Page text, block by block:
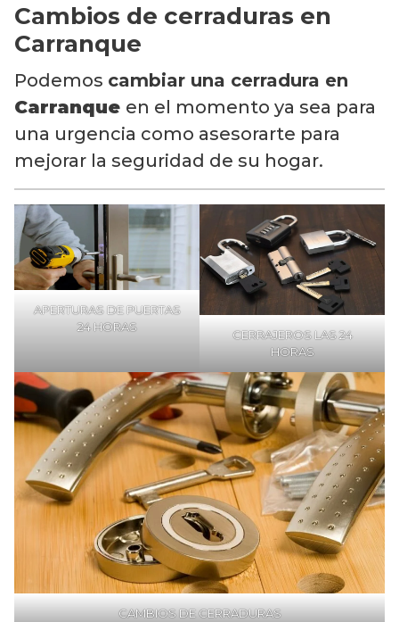
Cambios de cerraduras en
Carranque
Podemos cambiar una cerradura en
Carranque en el momento ya sea para
una urgencia como asesorarte para
mejorar la seguridad de su hogar.
APERTURAS DE PUERTAS
24 HORAS
CERRAJEROS LAS 24
HORAS
CAMBIOS DE CERRADURAS